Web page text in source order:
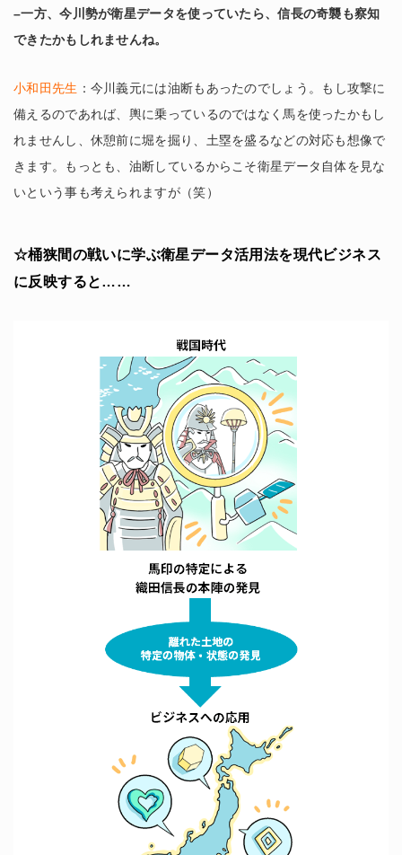
–一方、今川勢が衛星データを使っていたら、信長の奇襲も察知
できたかもしれませんね。
小和田先生 ：今川義元には油断もあったのでしょう。もし攻撃に
備えるのであれば、輿に乗っているのではなく馬を使ったかもし
れませんし、休憩前に堀を掘り、土塁を盛るなどの対応も想像で
きます。もっとも、油断しているからこそ衛星データ自体を見な
いという事も考えられますが（笑）
☆桶狭間の戦いに学ぶ衛星データ活用法を現代ビジネス
に反映すると……